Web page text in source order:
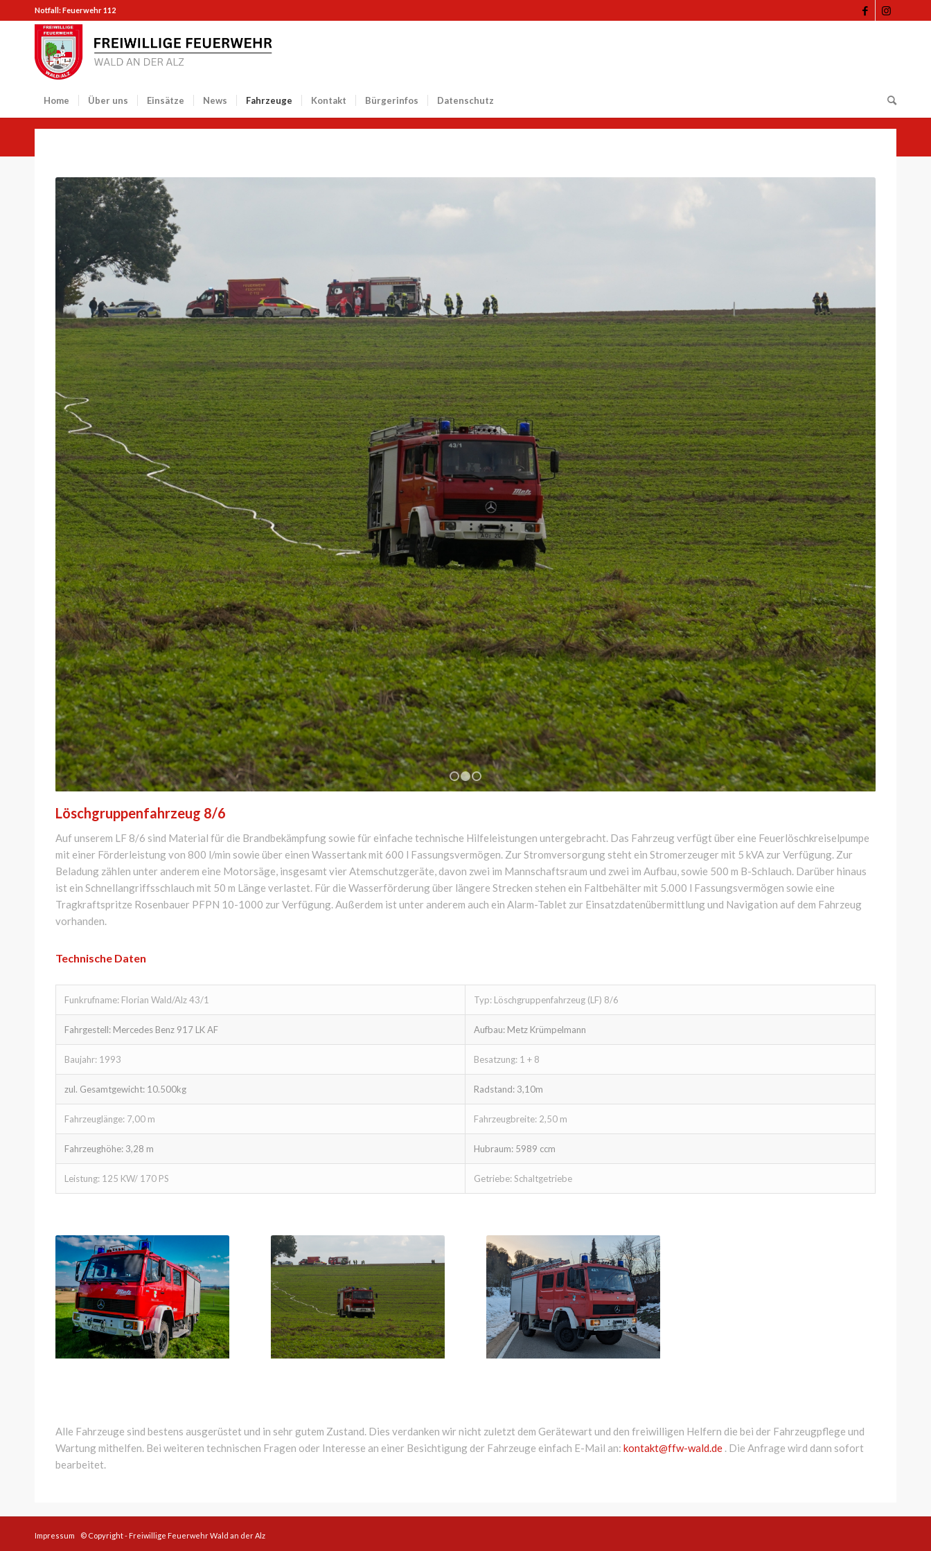
Notfall: Feuerwehr 112
Home Über uns Einsätze News Fahrzeuge Kontakt Bürgerinfos Datenschutz
1 2 3
Löschgruppenfahrzeug 8/6
Auf unserem LF 8/6 sind Material für die Brandbekämpfung sowie für einfache technische Hilfeleistungen untergebracht. Das Fahrzeug verfügt über eine Feuerlöschkreiselpumpe
mit einer Förderleistung von 800 l/min sowie über einen Wassertank mit 600 l Fassungsvermögen. Zur Stromversorgung steht ein Stromerzeuger mit 5 kVA zur Verfügung. Zur
Beladung zählen unter anderem eine Motorsäge, insgesamt vier Atemschutzgeräte, davon zwei im Mannschaftsraum und zwei im Aufbau, sowie 500 m B-Schlauch. Darüber hinaus
ist ein Schnellangriffsschlauch mit 50 m Länge verlastet. Für die Wasserförderung über längere Strecken stehen ein Faltbehälter mit 5.000 l Fassungsvermögen sowie eine
Tragkraftspritze Rosenbauer PFPN 10-1000 zur Verfügung. Außerdem ist unter anderem auch ein Alarm-Tablet zur Einsatzdatenübermittlung und Navigation auf dem Fahrzeug
vorhanden.
Technische Daten
Funkrufname: Florian Wald/Alz 43/1 Typ: Löschgruppenfahrzeug (LF) 8/6
Fahrgestell: Mercedes Benz 917 LK AF Aufbau: Metz Krümpelmann
Baujahr: 1993 Besatzung: 1 + 8
zul. Gesamtgewicht: 10.500kg Radstand: 3,10m
Fahrzeuglänge: 7,00 m Fahrzeugbreite: 2,50 m
Fahrzeughöhe: 3,28 m Hubraum: 5989 ccm
Leistung: 125 KW/ 170 PS Getriebe: Schaltgetriebe
Alle Fahrzeuge sind bestens ausgerüstet und in sehr gutem Zustand. Dies verdanken wir nicht zuletzt dem Gerätewart und den freiwilligen Helfern die bei der Fahrzeugpflege und
Wartung mithelfen. Bei weiteren technischen Fragen oder Interesse an einer Besichtigung der Fahrzeuge einfach E-Mail an: kontakt@ffw-wald.de . Die Anfrage wird dann sofort
bearbeitet.
Impressum © Copyright - Freiwillige Feuerwehr Wald an der Alz